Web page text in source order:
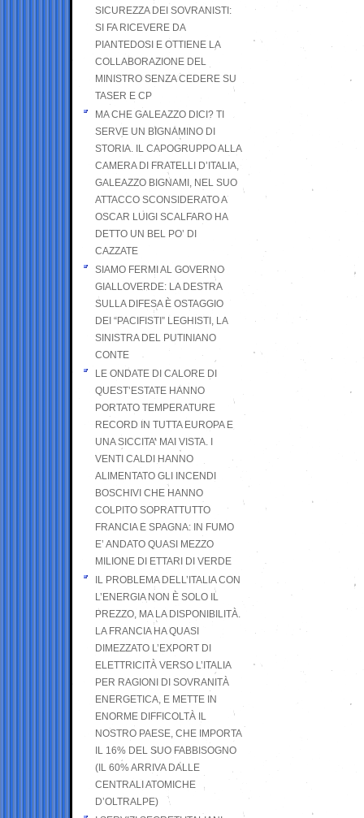
SICUREZZA DEI SOVRANISTI:
SI FA RICEVERE DA
PIANTEDOSI E OTTIENE LA
COLLABORAZIONE DEL
MINISTRO SENZA CEDERE SU
TASER E CP
MA CHE GALEAZZO DICI? TI
SERVE UN BIGNAMINO DI
STORIA. IL CAPOGRUPPO ALLA
CAMERA DI FRATELLI D’ITALIA,
GALEAZZO BIGNAMI, NEL SUO
ATTACCO SCONSIDERATO A
OSCAR LUIGI SCALFARO HA
DETTO UN BEL PO’ DI
CAZZATE
SIAMO FERMI AL GOVERNO
GIALLOVERDE: LA DESTRA
SULLA DIFESA È OSTAGGIO
DEI “PACIFISTI” LEGHISTI, LA
SINISTRA DEL PUTINIANO
CONTE
LE ONDATE DI CALORE DI
QUEST’ESTATE HANNO
PORTATO TEMPERATURE
RECORD IN TUTTA EUROPA E
UNA SICCITA’ MAI VISTA. I
VENTI CALDI HANNO
ALIMENTATO GLI INCENDI
BOSCHIVI CHE HANNO
COLPITO SOPRATTUTTO
FRANCIA E SPAGNA: IN FUMO
E’ ANDATO QUASI MEZZO
MILIONE DI ETTARI DI VERDE
IL PROBLEMA DELL’ITALIA CON
L’ENERGIA NON È SOLO IL
PREZZO, MA LA DISPONIBILITÀ.
LA FRANCIA HA QUASI
DIMEZZATO L’EXPORT DI
ELETTRICITÀ VERSO L’ITALIA
PER RAGIONI DI SOVRANITÀ
ENERGETICA, E METTE IN
ENORME DIFFICOLTÀ IL
NOSTRO PAESE, CHE IMPORTA
IL 16% DEL SUO FABBISOGNO
(IL 60% ARRIVA DALLE
CENTRALI ATOMICHE
D’OLTRALPE)